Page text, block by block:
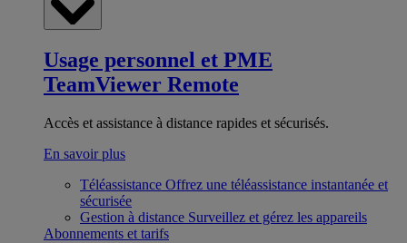
Usage personnel et PME
TeamViewer Remote
Accès et assistance à distance rapides et sécurisés.
En savoir plus
Téléassistance Offrez une téléassistance instantanée et
sécurisée
Gestion à distance Surveillez et gérez les appareils
Abonnements et tarifs